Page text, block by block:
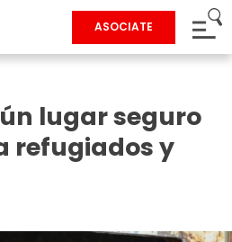
ASOCIATE
lugar seguro
refugiados y